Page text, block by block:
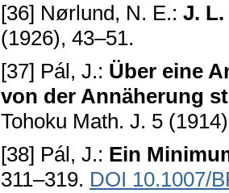
[36] Nørlund, N. E.: J. L.
(1926), 43–51.
[37] Pál, J.: Über eine
von der Annäherung
Tohoku Math. J. 5
[38] Pál, J.: Ein
311–319. DOI 10.1007/